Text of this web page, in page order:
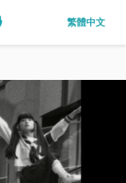
繁體中文